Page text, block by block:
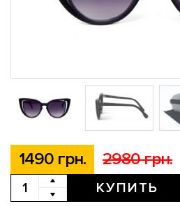
1490 грн. 2980 грн.
КУПИТЬ